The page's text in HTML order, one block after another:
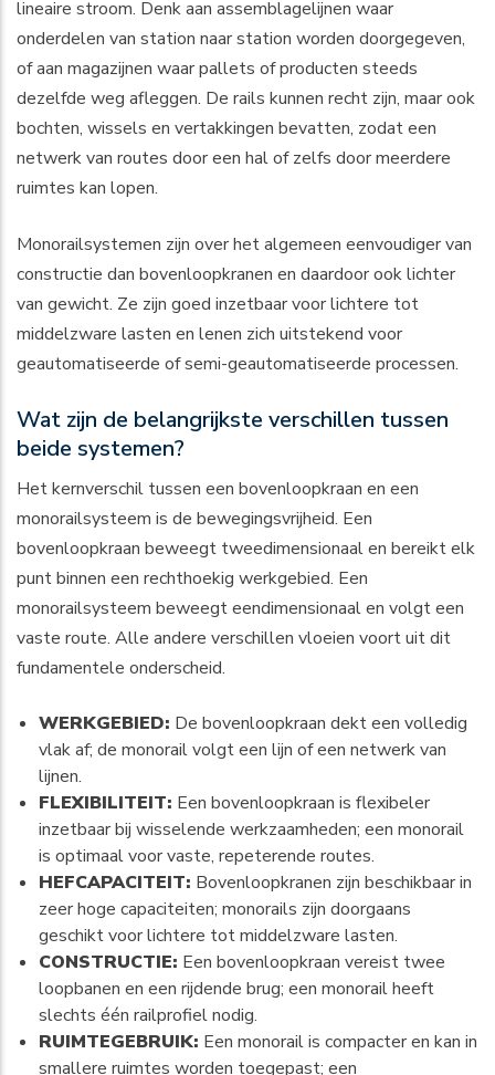
lineaire stroom. Denk aan assemblagelijnen waar
onderdelen van station naar station worden doorgegeven,
of aan magazijnen waar pallets of producten steeds
dezelfde weg afleggen. De rails kunnen recht zijn, maar ook
bochten, wissels en vertakkingen bevatten, zodat een
netwerk van routes door een hal of zelfs door meerdere
ruimtes kan lopen.
Monorailsystemen zijn over het algemeen eenvoudiger van
constructie dan bovenloopkranen en daardoor ook lichter
van gewicht. Ze zijn goed inzetbaar voor lichtere tot
middelzware lasten en lenen zich uitstekend voor
geautomatiseerde of semi-geautomatiseerde processen.
Wat zijn de belangrijkste verschillen tussen
beide systemen?
Het kernverschil tussen een bovenloopkraan en een
monorailsysteem is de bewegingsvrijheid. Een
bovenloopkraan beweegt tweedimensionaal en bereikt elk
punt binnen een rechthoekig werkgebied. Een
monorailsysteem beweegt eendimensionaal en volgt een
vaste route. Alle andere verschillen vloeien voort uit dit
fundamentele onderscheid.
WERKGEBIED: De bovenloopkraan dekt een volledig
vlak af; de monorail volgt een lijn of een netwerk van
lijnen.
FLEXIBILITEIT: Een bovenloopkraan is flexibeler
inzetbaar bij wisselende werkzaamheden; een monorail
is optimaal voor vaste, repeterende routes.
HEFCAPACITEIT: Bovenloopkranen zijn beschikbaar in
zeer hoge capaciteiten; monorails zijn doorgaans
geschikt voor lichtere tot middelzware lasten.
CONSTRUCTIE: Een bovenloopkraan vereist twee
loopbanen en een rijdende brug; een monorail heeft
slechts één railprofiel nodig.
RUIMTEGEBRUIK: Een monorail is compacter en kan in
smallere ruimtes worden toegepast; een